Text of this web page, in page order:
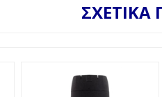
ΣΧΕΤΙΚΑ